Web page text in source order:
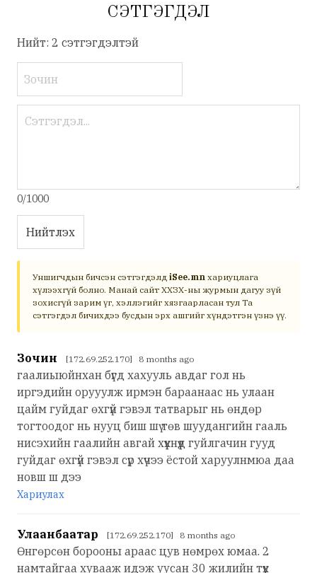
СЭТГЭГДЭЛ
Нийт: 2 сэтгэгдэлтэй
0/1000
Нийтлэх
Уншигчдын бичсэн сэтгэгдэлд iSee.mn хариуцлага
хүлээхгүй болно. Манай сайт ХХЗХ-ны журмын дагуу зүй
зохисгүй зарим үг, хэллэгийг хязгаарласан тул Та
сэтгэгдэл бичихдээ бусдын эрх ашгийг хүндэтгэн үзнэ үү.
Зочин [172.69.252.170] 8 months ago
гаалиыюйнхан бүгд хахууль авдаг гол нь
иргэдийн орууулж ирмэн бараанаас нь улаан
цайм гуйдаг өхгүй гэвэл татварыг нь өндөр
тогтоодог нь нууц биш шү төв шуудангийн гааль
нисэхийн гаалийн авгай хүүхнүүд гуйлгачин гууд
гуйдаг өхгүй гэвэл сүр хүчээ ёстой харуулнмюа даа
новш ш дээ
Хариулах
Улаанбаатар [172.69.252.170] 8 months ago
Өнгөрсөн борооны араас цув нөмрөх юмаа. 2
намтайгаа хувааж идэж уусан 30 жилийн түүх